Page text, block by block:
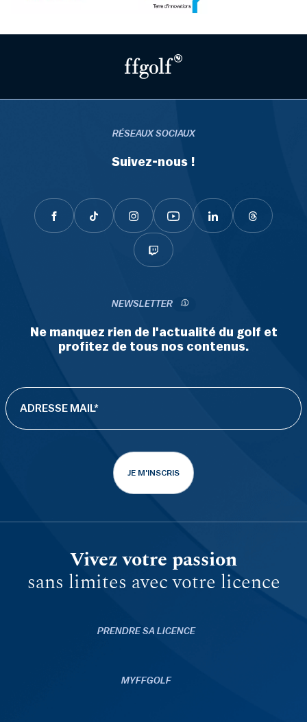
RÉSEAUX SOCIAUX
Suivez-nous !
NEWSLETTER
Ne manquez rien de l'actualité du golf et
profitez de tous nos contenus.
JE M'INSCRIS
Vivez votre passion
sans limites avec votre licence
PRENDRE SA LICENCE
MYFFGOLF